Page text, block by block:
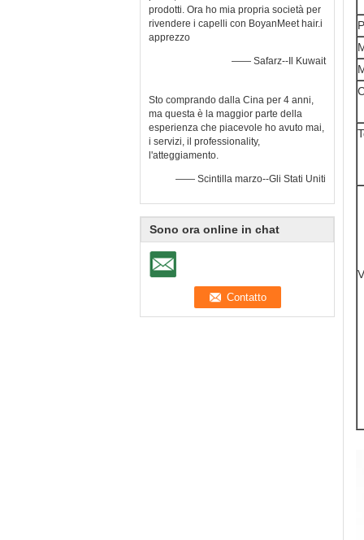
prodotti. Ora ho mia propria società per
rivendere i capelli con BoyanMeet hair.i
apprezzo
—— Safarz--Il Kuwait
Sto comprando dalla Cina per 4 anni,
ma questa è la maggior parte della
esperienza che piacevole ho avuto mai,
i servizi, il professionality,
l'atteggiamento.
—— Scintilla marzo--Gli Stati Uniti
Sono ora online in chat